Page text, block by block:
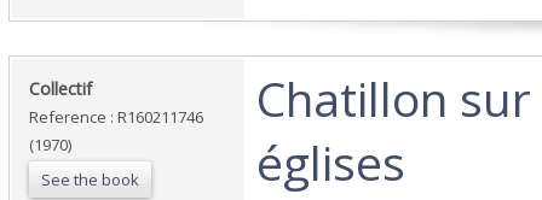
‎Collectif‎
Reference : R160211746
(1970)
See the book
‎Chatillon sur
églises‎